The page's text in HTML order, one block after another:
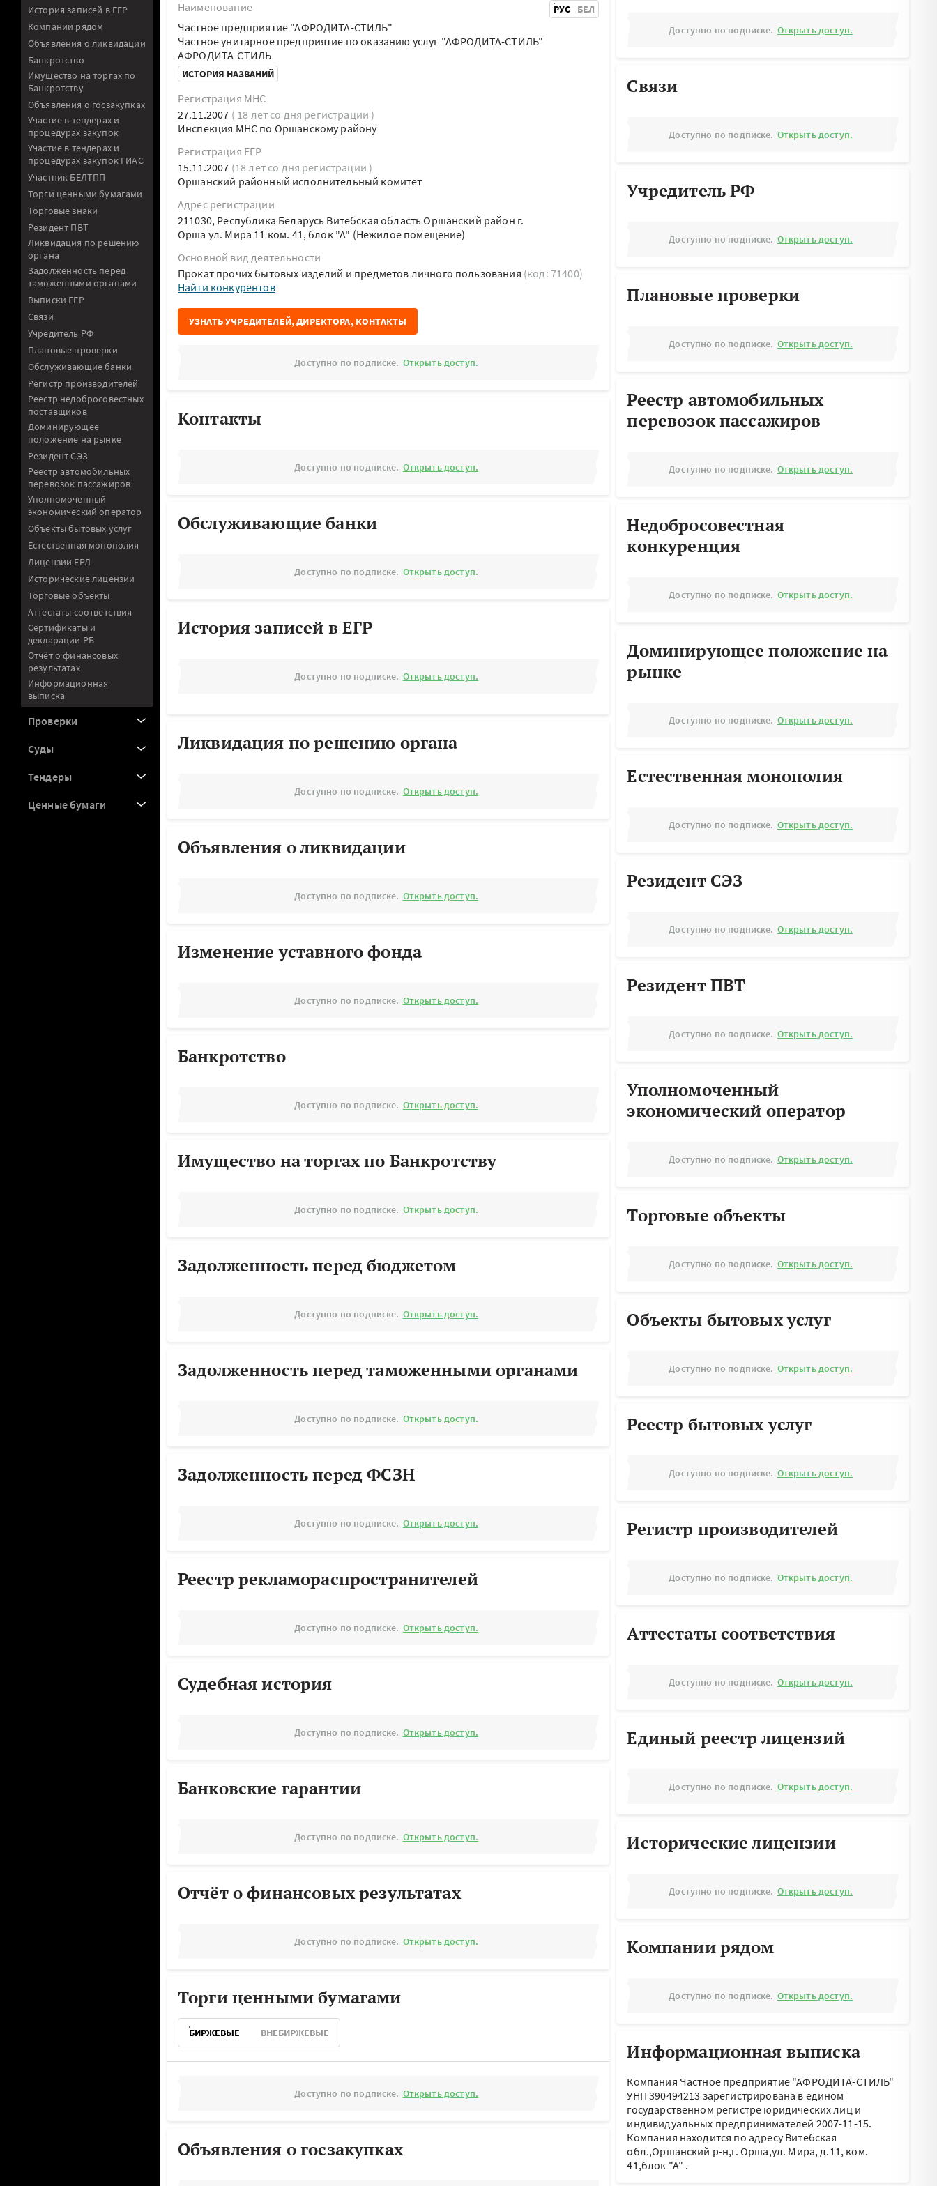
История записей в ЕГР
Компании рядом
Объявления о ликвидации
Банкротство
Имущество на торгах по
Банкротству
Объявления о госзакупках
Участие в тендерах и
процедурах закупок
Участие в тендерах и
процедурах закупок ГИАС
Участник БЕЛТПП
Торги ценными бумагами
Торговые знаки
Резидент ПВТ
Ликвидация по решению
органа
Задолженность перед
таможенными органами
Выписки ЕГР
Связи
Учредитель РФ
Плановые проверки
Обслуживающие банки
Регистр производителей
Реестр недобросовестных
поставщиков
Доминирующее
положение на рынке
Резидент СЭЗ
Реестр автомобильных
перевозок пассажиров
Уполномоченный
экономический оператор
Объекты бытовых услуг
Естественная монополия
Лицензии ЕРЛ
Исторические лицензии
Торговые объекты
Аттестаты соответствия
Сертификаты и
декларации РБ
Отчёт о финансовых
результатах
Информационная
выписка
Проверки
Суды
Тендеры
Ценные бумаги
Наименование
РУС БЕЛ
Частное предприятие "АФРОДИТА-СТИЛЬ"
Частное унитарное предприятие по оказанию услуг "АФРОДИТА-СТИЛЬ"
АФРОДИТА-СТИЛЬ
ИСТОРИЯ НАЗВАНИЙ
Регистрация МНС
27.11.2007 ( 18 лет со дня регистрации )
Инспекция МНС по Оршанскому району
Регистрация ЕГР
15.11.2007 (18 лет со дня регистрации )
Оршанский районный исполнительный комитет
Адрес регистрации
211030, Республика Беларусь Витебская область Оршанский район г.
Орша ул. Мира 11 ком. 41, блок "А" (Нежилое помещение)
Основной вид деятельности
Прокат прочих бытовых изделий и предметов личного пользования (код: 71400)
Найти конкурентов
УЗНАТЬ УЧРЕДИТЕЛЕЙ, ДИРЕКТОРА, КОНТАКТЫ
Доступно по подписке. Открыть доступ.
Контакты
Доступно по подписке. Открыть доступ.
Обслуживающие банки
Доступно по подписке. Открыть доступ.
История записей в ЕГР
Доступно по подписке. Открыть доступ.
Ликвидация по решению органа
Доступно по подписке. Открыть доступ.
Объявления о ликвидации
Доступно по подписке. Открыть доступ.
Изменение уставного фонда
Доступно по подписке. Открыть доступ.
Банкротство
Доступно по подписке. Открыть доступ.
Имущество на торгах по Банкротству
Доступно по подписке. Открыть доступ.
Задолженность перед бюджетом
Доступно по подписке. Открыть доступ.
Задолженность перед таможенными органами
Доступно по подписке. Открыть доступ.
Задолженность перед ФСЗН
Доступно по подписке. Открыть доступ.
Реестр рекламораспространителей
Доступно по подписке. Открыть доступ.
Судебная история
Доступно по подписке. Открыть доступ.
Банковские гарантии
Доступно по подписке. Открыть доступ.
Отчёт о финансовых результатах
Доступно по подписке. Открыть доступ.
Торги ценными бумагами
БИРЖЕВЫЕ ВНЕБИРЖЕВЫЕ
Доступно по подписке. Открыть доступ.
Объявления о госзакупках
Доступно по подписке. Открыть доступ.
Связи
Доступно по подписке. Открыть доступ.
Учредитель РФ
Доступно по подписке. Открыть доступ.
Плановые проверки
Доступно по подписке. Открыть доступ.
Реестр автомобильных
перевозок пассажиров
Доступно по подписке. Открыть доступ.
Недобросовестная
конкуренция
Доступно по подписке. Открыть доступ.
Доминирующее положение на
рынке
Доступно по подписке. Открыть доступ.
Естественная монополия
Доступно по подписке. Открыть доступ.
Резидент СЭЗ
Доступно по подписке. Открыть доступ.
Резидент ПВТ
Доступно по подписке. Открыть доступ.
Уполномоченный
экономический оператор
Доступно по подписке. Открыть доступ.
Торговые объекты
Доступно по подписке. Открыть доступ.
Объекты бытовых услуг
Доступно по подписке. Открыть доступ.
Реестр бытовых услуг
Доступно по подписке. Открыть доступ.
Регистр производителей
Доступно по подписке. Открыть доступ.
Аттестаты соответствия
Доступно по подписке. Открыть доступ.
Единый реестр лицензий
Доступно по подписке. Открыть доступ.
Исторические лицензии
Доступно по подписке. Открыть доступ.
Компании рядом
Доступно по подписке. Открыть доступ.
Информационная выписка
Компания Частное предприятие "АФРОДИТА-СТИЛЬ"
УНП 390494213 зарегистрирована в едином
государственном регистре юридических лиц и
индивидуальных предпринимателей 2007-11-15.
Компания находится по адресуВитебская
обл.,Оршанский р-н,г. Орша,ул. Мира, д.11, ком.
41,блок "А" .